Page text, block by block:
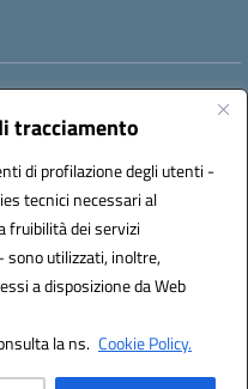
tracciamento
di profilazione degli utenti -
tecnici necessari al
fruibilità dei servizi
sono utilizzati, inoltre,
a disposizione da Web
la ns. Cookie Policy.
(IPA): icpgd
3D Solution S.r.l.
Designers Italia